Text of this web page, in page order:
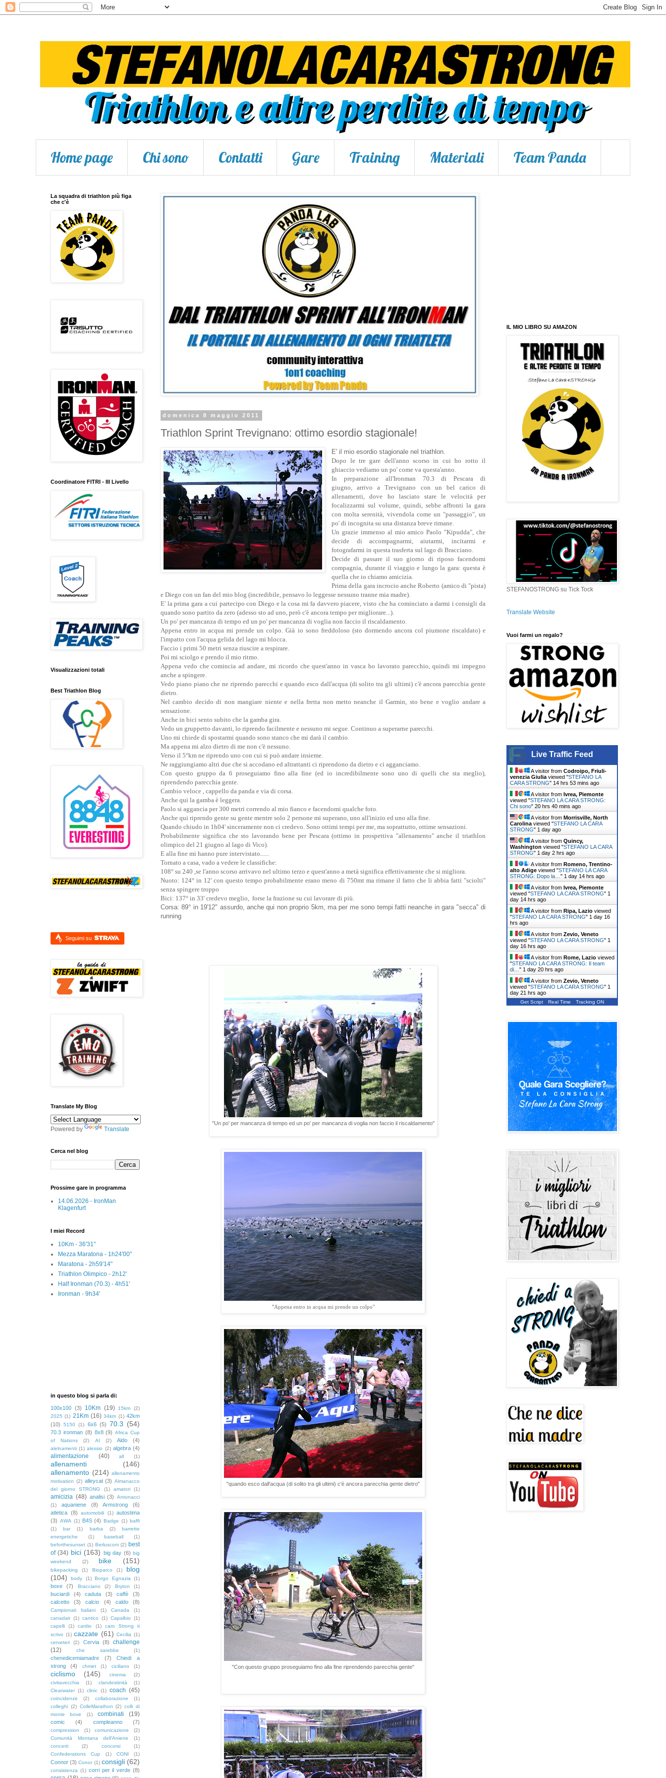
Home page Chi sono Contatti Gare Training Materiali Team Panda
domenica 8 maggio 2011
Triathlon Sprint Trevignano: ottimo esordio stagionale!
E' il mio esordio stagionale nel triathlon.
Dopo le tre gare dell'anno scorso in cui ho rotto il
ghiaccio vediamo un po' come va questa'anno.
In preparazione all'Ironman 70.3 di Pescara di
giugno, arrivo a Trevignano con un bel carico di
allenamenti, dove ho lasciato stare le velocità per
focalizzarmi sul volume, quindi, sebbe affronti la gara
con molta serenità, vivendola come un "passaggio", un
po' di incognita su una distanza breve rimane.
Un grazie immenso al mio amico Paolo "Kipudda", che
decide di accompagnarmi, aiutarmi, incitarmi e
fotografarmi in questa trasferta sul lago di Bracciano.
Decide di passare il suo giorno di riposo facendomi
compagnia, durante il viaggio e lungo la gara: questa è
quella che io chiamo amicizia.
Prima della gara incrocio anche Roberto (amico di "pista)
e Diego con un fan del mio blog (incredibile, pensavo lo leggesse nessuno tranne mia madre).
E' la prima gara a cui partecipo con Diego e la cosa mi fa davvero piacere, visto che ha cominciato a darmi i consigli da
quando sono partito da zero (adesso sto ad uno, però c'è ancora tempo per migliorare...).
Un po' per mancanza di tempo ed un po' per mancanza di voglia non faccio il riscaldamento.
Appena entro in acqua mi prende un colpo. Già io sono freddoloso (sto dormendo ancora col piumone riscaldato) e
l'impatto con l'acqua gelida del lago mi blocca.
Faccio i primi 50 metri senza riuscire a respirare.
Poi mi sciolgo e prendo il mio ritmo.
Appena vedo che comincia ad andare, mi ricordo che quest'anno in vasca ho lavorato parecchio, quindi mi impegno
anche a spingere.
Vedo piano piano che ne riprendo parecchi e quando esco dall'acqua (di solito tra gli ultimi) c'è ancora parecchia gente
dietro.
Nel cambio decido di non mangiare niente e nella fretta non metto neanche il Garmin, sto bene e voglio andare a
sensazione.
Anche in bici sento subito che la gamba gira.
Vedo un gruppetto davanti, lo riprendo facilmente e nessuno mi segue. Continuo a superarne parecchi.
Uno mi chiede di spostarmi quando sono stanco che mi darà il cambio.
Ma appena mi alzo dietro di me non c'è nessuno.
Verso il 5°km ne riprendo uno con cui si può andare insieme.
Ne raggiungiamo altri due che si accodano ed altrattanti ci riprendono da dietro e ci agganciamo.
Con questo gruppo da 6 proseguiamo fino alla fine (ed io incredibilmente sono uno di quelli che sta meglio),
riprendendo parecchia gente.
Cambio veloce , cappello da panda e via di corsa.
Anche qui la gamba è leggera.
Paolo si aggancia per 300 metri correndo al mio fianco e facendomi qualche foto.
Anche qui riprendo gente su gente mentre solo 2 persone mi superano, uno all'inizio ed uno alla fine.
Quando chiudo in 1h04' sinceramente non ci credevo. Sono ottimi tempi per me, ma soprattutto, ottime sensazioni.
Probabilmente significa che sto lavorando bene per Pescara (ottimo in prospettiva "allenamento" anche il triathlon
olimpico del 21 giugno al lago di Vico).
E alla fine mi hanno pure intervistato......
Tornato a casa, vado a vedere le classifiche:
108° su 240 ,se l'anno scorso arrivavo nel ultimo terzo e quest'anno a metà significa effettivamente che si migliora.
Nuoto: 124° in 12' con questo tempo probabilmente erano meno di 750mt ma rimane il fatto che li abbia fatti "sciolti"
senza spingere troppo
Bici: 137° in 33' credevo meglio, forse la frazione su cui lavorare di più.
Corsa: 89° in 19'12" assurdo, anche qui non proprio 5km, ma per me sono tempi fatti neanche in gara "secca" di
running
"Un po' per mancanza di tempo ed un po' per mancanza di voglia non faccio il riscaldamento"
"Appena entro in acqua mi prende un colpo"
"quando esco dall'acqua (di solito tra gli ultimi) c'è ancora parecchia gente dietro"
"Con questo gruppo proseguiamo fino alla fine riprendendo parecchia gente"
La squadra di triathlon più figa
che c'è
Coordinatore FITRI - III Livello
Visualizzazioni totali
Best Triathlon Blog
Seguimi su
Translate My Blog
Powered by Translate
Cerca nel blog
Prossime gare in programma
14.06.2026 - IronMan
Klagenfurt
I miei Record
10Km - 36'31"
Mezza Maratona - 1h24'00"
Maratona - 2h59'14"
Triathlon Olimpico - 2h12'
Half Ironman (70.3) - 4h51'
Ironman - 9h34'
in questo blog si parla di:
100x100 (3) 10Km (19) 15km
(2)
2025 (1) 21Km (16) 34km (1) 42km
(10)
5150 (1) 6x6 (5) 70.3 (54)
70.3 ironman (8) 8x8 (9) Africa Cup
of Nations
(2) AI (2) Aldo (4)
alelnamenti (1) alessio (2) algebra (4)
alimentazione (40) all (1)
allenamenti
(146)
allenamento (214) allenamento
motivation (2) alleycat (3) Almanacco
del giorno STRONG
(1) amatori (1)
amicizia (48) analisi (3)
Antonacci
(1)
aquaniene (8) Armstrong
(6)
atletica (8) automobili (1) autostima
(3) AWA (1) B4S (4) Badge (1) baffi
(1)
bar (1) barba (2)
barrette
energetiche
(1) baseball
(1)
beforthesunset (1) Berlusconi (2) best
of (34) bici (163) big day (6) big
weekend
(2) bike (151)
bikepacking (1) Bioparco (1)
blog
(104)
body (1) Borgo Egnazia (1)
boxe (7) Bracciano (2) Bryton (1)
buciardi (4) caduta (3) caffè
(3)
calcetto
(3) calcio (4) caldo (8)
Campionati Italiani (1) Canada
(1)
canadair (1) cantico (1) Capalbio
(1)
capelli
(1) cardio (1)
caro Strong ti
scrivo (1) cazzate (61) Cecilia (1)
cerveteri
(2) Cervia (8)
challenge
(12)
che sarebbe (1)
chenedicemiamadre (7)
Chiedi a
strong
(4) chmet (1) ciciliano (1)
ciclismo (145) cinema
(2)
civitavecchia
(1) clandestinità
(1)
Clearwater (1) clinic (1) coach (45)
coincidenze (2) collaborazione
(1)
colleghi (2) ColleMarathon (2) colli di
monte bove
(1) combinati (19)
comic (4) compleanno (7)
compression (1) comunicazione
(2)
Comunità Montana dell'Aniene
(1)
concerti
(2) concorsi
(1)
Confederations Cup
(1) CONI (1)
Connor (3) Conor (1) consigli (62)
consistenza (1) corri per il verde (8)
IL MIO LIBRO SU AMAZON
STEFANOSTRONG su Tick Tock
Translate Website
Vuoi farmi un regalo?
Live Traffic Feed
A visitor from Codroipo, Friuli-
venezia Giulia viewed "STEFANO LA
CARA STRONG" 14 hrs 53 mins ago
A visitor from Ivrea, Piemonte
viewed "STEFANO LA CARA STRONG:
Chi sono" 20 hrs 40 mins ago
A visitor from Morrisville, North
Carolina viewed "STEFANO LA CARA
STRONG" 1 day ago
A visitor from Quincy,
Washington viewed "STEFANO LA CARA
STRONG" 1 day 2 hrs ago
A visitor from Romeno, Trentino-
alto Adige viewed "STEFANO LA CARA
STRONG: Dopo la… " 1 day 14 hrs ago
A visitor from Ivrea, Piemonte
viewed "STEFANO LA CARA STRONG" 1
day 14 hrs ago
A visitor from Ripa, Lazio viewed
"STEFANO LA CARA STRONG" 1 day 16
hrs ago
A visitor from Zevio, Veneto
viewed "STEFANO LA CARA STRONG" 1
day 16 hrs ago
A visitor from Rome, Lazio viewed
"STEFANO LA CARA STRONG: Il team
di… " 1 day 20 hrs ago
A visitor from Zevio, Veneto
viewed "STEFANO LA CARA STRONG" 1
day 21 hrs ago
Get Script Real Time Tracking ON